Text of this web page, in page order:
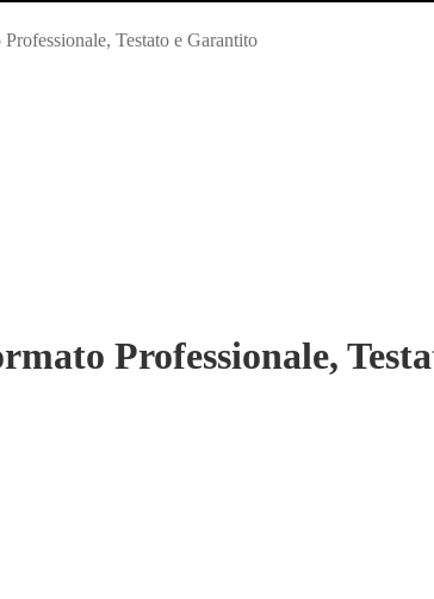
Testato e Garantito
Professionale,